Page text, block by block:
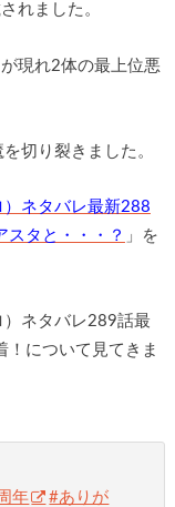
れました。
現れ2体の最上位悪
切り裂きました。
ネタバレ最新288
スタと・・・？ 」を
）ネタバレ289話最
！について見てきま
年
#ありが